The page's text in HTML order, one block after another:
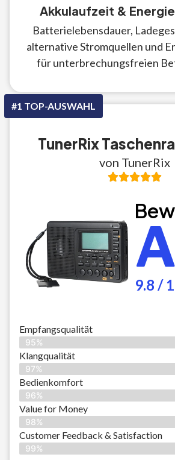
Akkulaufzeit &
Batterielebensdauer,
alternative Stromquellen und
für unterbrechungsfreien
#1 TOP-AUSWAHL
TunerRix
von TunerRix
9.8 /
Empfangsqualität
95%
Klangqualität
97%
Bedienkomfort
96%
Value for Money
98%
Customer Feedback & Satisfaction​
99%